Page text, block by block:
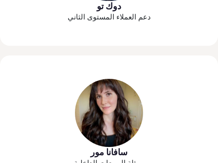
دوك تو
دعم العملاء المستوى الثاني
سافانا مور